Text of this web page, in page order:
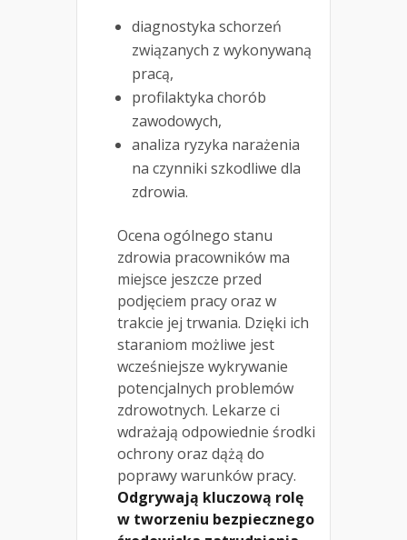
diagnostyka schorzeń
związanych z wykonywaną
pracą,
profilaktyka chorób
zawodowych,
analiza ryzyka narażenia
na czynniki szkodliwe dla
zdrowia.
Ocena ogólnego stanu
zdrowia pracowników ma
miejsce jeszcze przed
podjęciem pracy oraz w
trakcie jej trwania. Dzięki ich
staraniom możliwe jest
wcześniejsze wykrywanie
potencjalnych problemów
zdrowotnych. Lekarze ci
wdrażają odpowiednie środki
ochrony oraz dążą do
poprawy warunków pracy.
Odgrywają kluczową rolę
w tworzeniu bezpiecznego